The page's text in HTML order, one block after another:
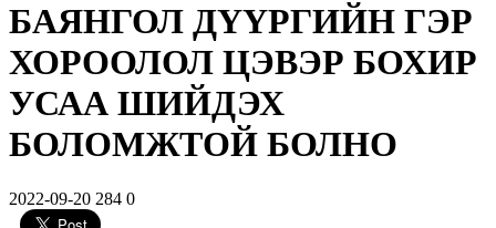
БАЯНГОЛ ДҮҮРГИЙН ГЭР
ХОРООЛОЛ ЦЭВЭР БОХИР
УСАА ШИЙДЭХ
БОЛОМЖТОЙ БОЛНО
2022-09-20 284 0